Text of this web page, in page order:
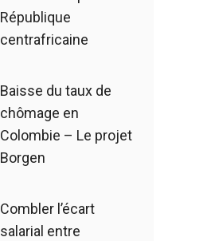
République
centrafricaine
Baisse du taux de
chômage en
Colombie – Le projet
Borgen
Combler l’écart
salarial entre